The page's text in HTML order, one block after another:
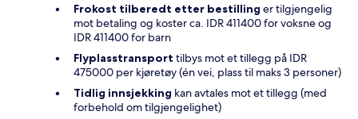
Frokost tilberedt etter bestilling er tilgjengelig
mot betaling og koster ca. IDR 411400 for voksne og
IDR 411400 for barn
Flyplasstransport tilbys mot et tillegg på IDR
475000 per kjøretøy (én vei, plass til maks 3 personer)
Tidlig innsjekking kan avtales mot et tillegg (med
forbehold om tilgjengelighet)